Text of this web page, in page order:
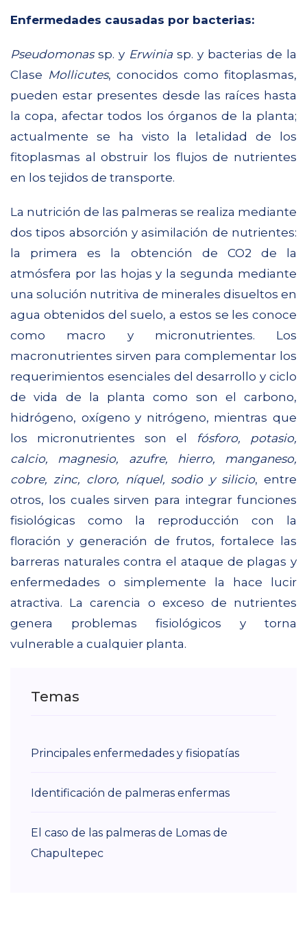
Enfermedades causadas por bacterias:
Pseudomonassp. y Erwinia sp. y bacterias de la
Clase Mollicutes, conocidos como fitoplasmas,
pueden estar presentes desde las raíces hasta
la copa, afectar todos los órganos de la planta;
actualmente se ha visto la letalidad de los
fitoplasmas al obstruir los flujos de nutrientes
en los tejidos de transporte.
La nutrición de las palmeras se realiza mediante
dos tipos absorción y asimilación de nutrientes:
la primera es la obtención de CO2 de la
atmósfera por las hojas y la segunda mediante
una solución nutritiva de minerales disueltos en
agua obtenidos del suelo, a estos se les conoce
como macro y micronutrientes. Los
macronutrientes sirven para complementar los
requerimientos esenciales del desarrollo y ciclo
de vida de la planta como son el carbono,
hidrógeno, oxígeno y nitrógeno, mientras que
los micronutrientes son el fósforo, potasio,
calcio, magnesio, azufre, hierro, manganeso,
cobre, zinc, cloro, níquel, sodio y silicio, entre
otros, los cuales sirven para integrar funciones
fisiológicas como la reproducción con la
floración y generación de frutos, fortalece las
barreras naturales contra el ataque de plagas y
enfermedades o simplemente la hace lucir
atractiva. La carencia o exceso de nutrientes
genera problemas fisiológicos y torna
vulnerable a cualquier planta.
Temas
Principales enfermedades y fisiopatías
Identificación de palmeras enfermas
El caso de las palmeras de Lomas de
Chapultepec